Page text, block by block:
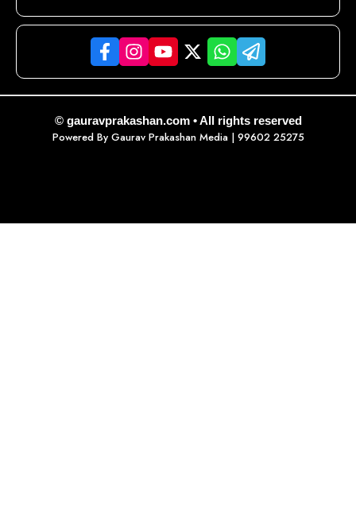
© gauravprakashan.com • All rights reserved
Powered By Gaurav Prakashan Media| 99602 25275